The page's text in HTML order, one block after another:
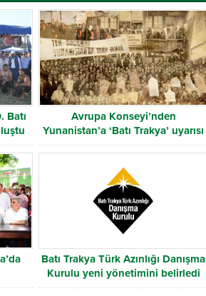
Batı
Avrupa Konseyi’nden
Yunanistan’a ‘Batı Trakya’ uyarısı
Batı Trakya Türk Azınlığı Danışma
Kurulu yeni yönetimini belirledi